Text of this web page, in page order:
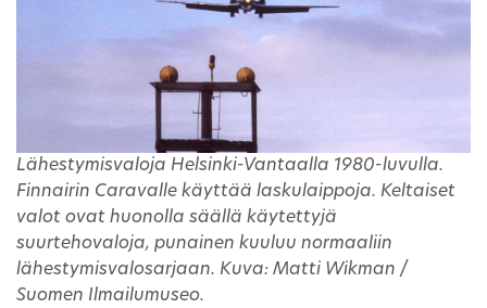
Lähestymisvaloja Helsinki-Vantaalla 1980-luvulla.
Finnairin Caravalle käyttää laskulaippoja. Keltaiset
valot ovat huonolla säällä käytettyjä
suurtehovaloja, punainen kuuluu normaaliin
lähestymisvalosarjaan. Kuva: Matti Wikman /
Suomen Ilmailumuseo.